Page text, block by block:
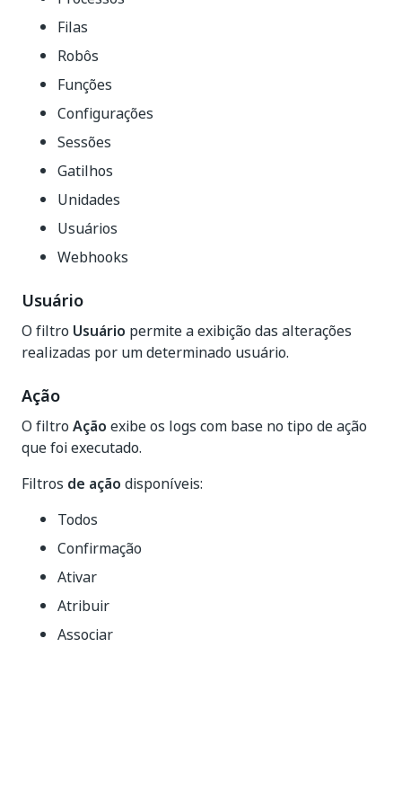
Filas
Robôs
Funções
Configurações
Sessões
Gatilhos
Unidades
Usuários
Webhooks
Usuário
O filtro Usuário permite a exibição das alterações
realizadas por um determinado usuário.
Ação
O filtro Ação exibe os logs com base no tipo de ação
que foi executado.
Filtros de ação disponíveis:
Todos
Confirmação
Ativar
Atribuir
Associar